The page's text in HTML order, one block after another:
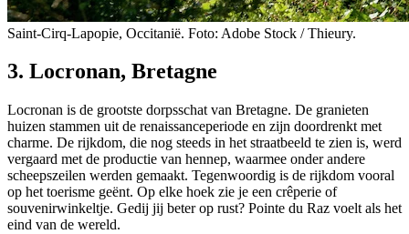
Saint-Cirq-Lapopie, Occitanië. Foto: Adobe Stock / Thieury.
3. Locronan, Bretagne
Locronan is de grootste dorpsschat van Bretagne. De granieten
huizen stammen uit de renaissanceperiode en zijn doordrenkt met
charme. De rijkdom, die nog steeds in het straatbeeld te zien is, werd
vergaard met de productie van hennep, waarmee onder andere
scheepszeilen werden gemaakt. Tegenwoordig is de rijkdom vooral
op het toerisme geënt. Op elke hoek zie je een crêperie of
souvenirwinkeltje. Gedij jij beter op rust? Pointe du Raz voelt als het
eind van de wereld.